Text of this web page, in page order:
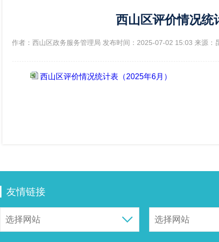
政府信息公开年报
西山区评价情况统
[作者：西山区政务服务管理局 发布时间：2025-07-02 15:03 来源：
西山区评价情况统计表（2025年6月）
友情链接